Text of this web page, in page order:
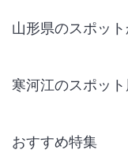
山形県のスポッ
寒河江のスポッ
おすすめ特集